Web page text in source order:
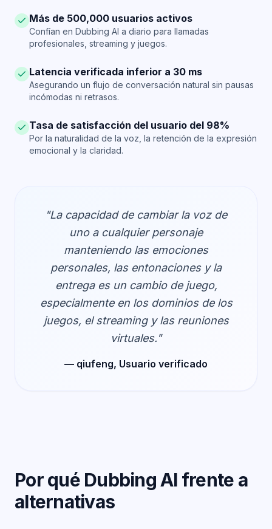
Más de 500,000 usuarios activos
Confían en Dubbing AI a diario para llamadas
profesionales, streaming y juegos.
Latencia verificada inferior a 30 ms
Asegurando un flujo de conversación natural sin pausas
incómodas ni retrasos.
Tasa de satisfacción del usuario del 98%
Por la naturalidad de la voz, la retención de la expresión
emocional y la claridad.
"La capacidad de cambiar la voz de
uno a cualquier personaje
manteniendo las emociones
personales, las entonaciones y la
entrega es un cambio de juego,
especialmente en los dominios de los
juegos, el streaming y las reuniones
virtuales."
— qiufeng, Usuario verificado
Por qué Dubbing AI frente a
alternativas